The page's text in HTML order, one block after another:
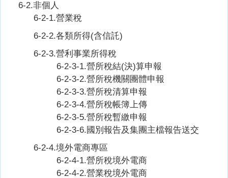
6-2.非個人
6-2-1.營業稅
6-2-2.各類所得(含信託)
6-2-3.營利事業所得稅
6-2-3-1.營所稅結(決)算申報
6-2-3-2.營所稅機關團體申報
6-2-3-3.營所稅清算申報
6-2-3-4.營所稅帳簿上傳
6-2-3-5.營所稅暫繳申報
6-2-3-6.國別報告及集團主檔報告送交
6-2-4.境外電商專區
6-2-4-1.營所稅境外電商
6-2-4-2.營業稅境外電商